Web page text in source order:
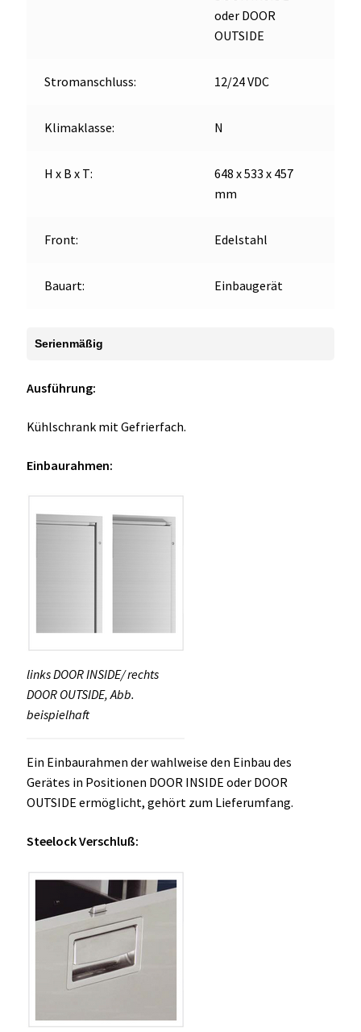
oder DOOR
OUTSIDE
Stromanschluss: 12/24 VDC
Klimaklasse: N
H x B x T:
648 x 533 x 457
mm
Front: Edelstahl
Bauart: Einbaugerät
Serienmäßig
Ausführung:
Kühlschrank mit Gefrierfach.
Einbaurahmen:
links DOOR INSIDE/ rechts
DOOR OUTSIDE, Abb.
beispielhaft
Ein Einbaurahmen der wahlweise den Einbau des
Gerätes in Positionen DOOR INSIDE oder DOOR
OUTSIDE ermöglicht, gehört zum Lieferumfang.
Steelock Verschluß: